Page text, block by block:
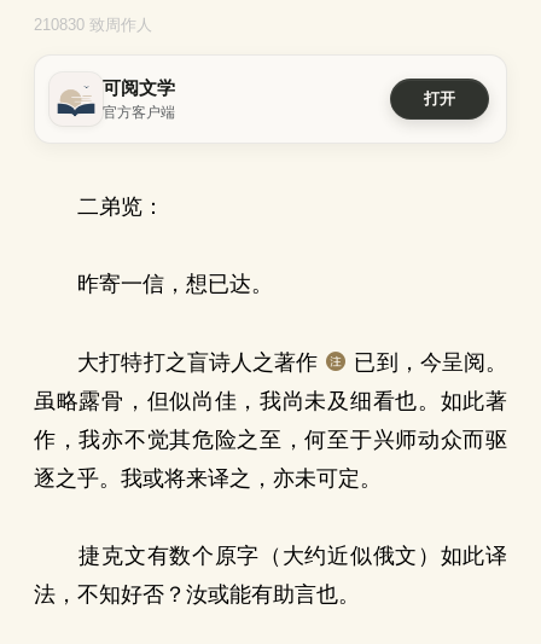
210830 致周作人
可阅文学
官方客户端
打开
二弟览：
昨寄一信，想已达。
大打特打之盲诗人之著作
已到，今呈阅。
虽略露骨，但似尚佳，我尚未及细看也。如此著
作，我亦不觉其危险之至，何至于兴师动众而驱
逐之乎。我或将来译之，亦未可定。
捷克文有数个原字（大约近似俄文）如此译
法，不知好否？汝或能有助言也。